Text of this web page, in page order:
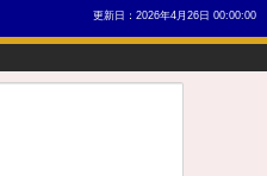
更新日：2026年4月26日 00:00:00